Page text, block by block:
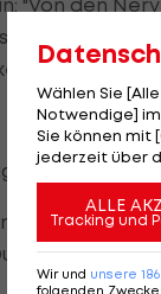
"Von den
ein Grand-
Option.
klar zu sein
Wählen Sie
Notwendige] im
Sie können mit
jederzeit über
ALLE
Tracking und
Wir und unsere 186
folgenden Zwecke